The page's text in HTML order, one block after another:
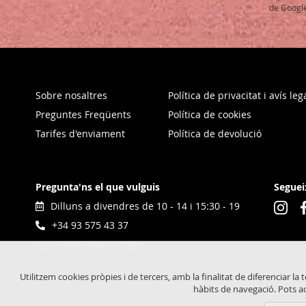
Utilitzem cookies pròpies i de tercers, amb la finalitat de diferenciar
hàbits de navegació. Pots
de
Sobre nosaltres
Preguntes Freqüents
Tarifes d'enviament
Política de privacitat i avís
Política de cookies
Política de devolució
Pregunta'ns el que vulguis
Dilluns a divendres de 10 - 14 i 15:30 - 19
+34 93 575 43 37
info@rittagraf.com